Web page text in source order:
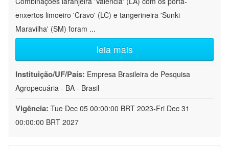
enxertos limoeiro 'Cravo' (LC) e tangerineira 'Sunki
Maravilha' (SM) foram ...
leia mais
Instituição/UF/País: Empresa Brasileira de Pesquisa
Agropecuária - BA - Brasil
Vigência: Tue Dec 05 00:00:00 BRT 2023-Fri Dec 31
00:00:00 BRT 2027